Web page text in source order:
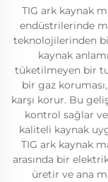
TIG ark kaynak
endüstrilerinde
teknolojilerinden
kaynak
tüketilmeyen bir
bir gaz
karşı korur. Bu
kontrol sağlar
kaliteli kaynak
TIG ark kaynak
arasında bir
üretir ve ana